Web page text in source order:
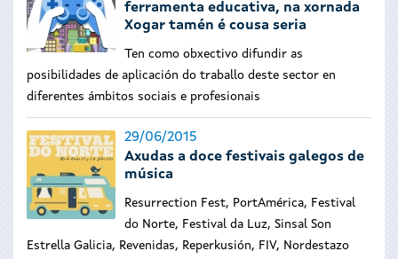
ferramenta educativa, na xornada
Xogar tamén é cousa seria
Ten como obxectivo difundir as
posibilidades de aplicación do traballo deste sector en
diferentes ámbitos sociais e profesionais
29/06/2015
Axudas a doce festivais galegos de
música
Resurrection Fest, PortAmérica, Festival
do Norte, Festival da Luz, Sinsal Son
Estrella Galicia, Revenidas, Reperkusión, FIV, Nordestazo